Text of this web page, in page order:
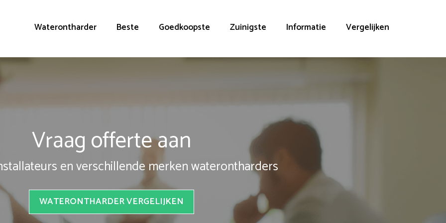
Waterontharder Beste Goedkoopste Zuinigste Informatie Vergelijken
Vraag offerte aan
en verschillende merken waterontharders
WATERONTHARDER VERGELIJKEN